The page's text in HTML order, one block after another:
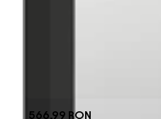
566,99 RON